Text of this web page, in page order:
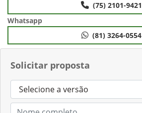
Solicitar proposta
(75) 2101-9421
Whatsapp
(81) 3264-0554